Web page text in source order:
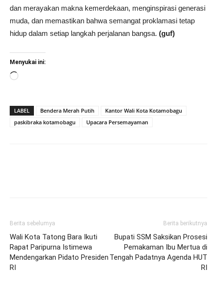
dan merayakan makna kemerdekaan, menginspirasi generasi
muda, dan memastikan bahwa semangat proklamasi tetap
hidup dalam setiap langkah perjalanan bangsa. (guf)
Menyukai ini:
Memuat...
LABEL Bendera Merah Putih
Kantor Wali Kota Kotamobagu
paskibraka kotamobagu
Upacara Persemayaman
Berita sebelumya
Wali Kota Tatong Bara Ikuti
Rapat Paripurna Istimewa
Mendengarkan Pidato Presiden
RI
Berita berikutnya
Bupati SSM Saksikan Prosesi
Pemakaman Ibu Mertua di
Tengah Padatnya Agenda HUT
RI